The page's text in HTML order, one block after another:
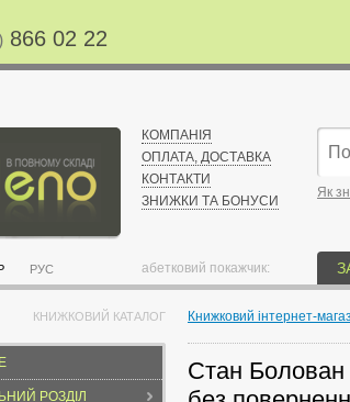
866 02 22
РУС
КОМПАНІЯ
ОПЛАТА, ДОСТАВКА
КОНТАКТИ
ЗНИЖКИ ТА БОНУСИ
Як
абетковий покажчик:
КНИЖКОВИЙ КАТАЛОГ
РОЗДІЛ
Книжковий інтернет-
Стан Болован